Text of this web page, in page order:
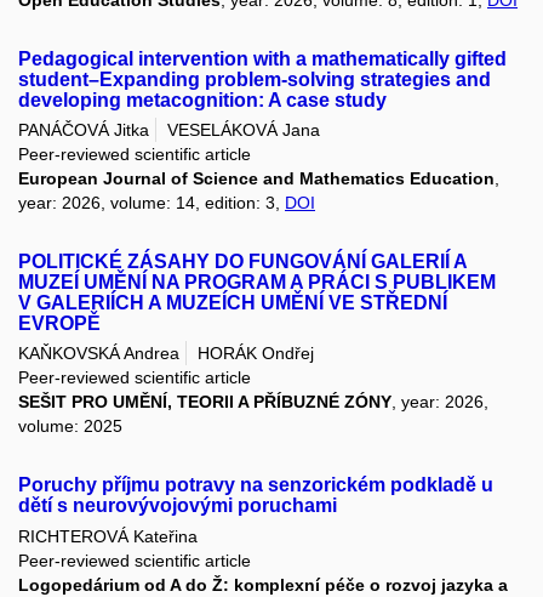
Pedagogical intervention with a mathematically gifted
student–Expanding problem-solving strategies and
developing metacognition: A case study
PANÁČOVÁ Jitka
VESELÁKOVÁ Jana
Peer-reviewed scientific article
European Journal of Science and Mathematics Education
year: 2026, volume: 14, edition: 3, DOI
POLITICKÉ ZÁSAHY DO FUNGOVÁNÍ GALERIÍ A
MUZEÍ UMĚNÍ NA PROGRAM A PRÁCI S PUBLIKEM
V GALERIÍCH A MUZEÍCH UMĚNÍ VE STŘEDNÍ
EVROPĚ
KAŇKOVSKÁ Andrea
HORÁK Ondřej
Peer-reviewed scientific article
SEŠIT PRO UMĚNÍ, TEORII A PŘÍBUZNÉ ZÓNY, year: 2026,
volume: 2025
Poruchy příjmu potravy na senzorickém podkladě u
dětí s neurovývojovými poruchami
RICHTEROVÁ Kateřina
Peer-reviewed scientific article
Logopedárium od A do Ž: komplexní péče o rozvoj jazyka a